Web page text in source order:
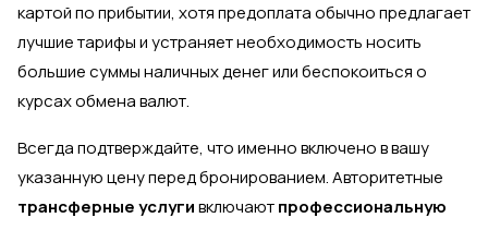
картой по прибытии, хотя предоплата обычно предлагает
лучшие тарифы и устраняет необходимость носить
большие суммы наличных денег или беспокоиться о
курсах обмена валют.
Всегда подтверждайте, что именно включено в вашу
указанную цену перед бронированием. Авторитетные
трансферные услугивключаютпрофессиональную